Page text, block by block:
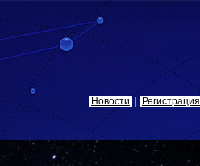
Новости Регистрация